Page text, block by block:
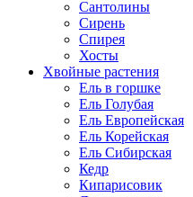
Сантолины
Сирень
Спирея
Хосты
Хвойные растения
Ель в горшке
Ель Голубая
Ель Европейская
Ель Корейская
Ель Сибирская
Кедр
Кипарисовик